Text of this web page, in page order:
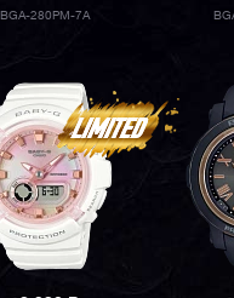
BGA-280PM-7A